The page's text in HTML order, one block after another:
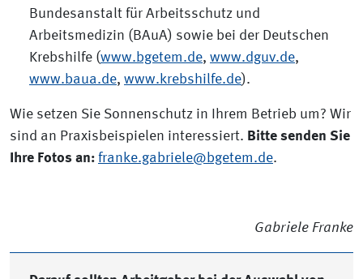
Bundesanstalt für Arbeitsschutz und
Arbeitsmedizin (BAuA) sowie bei der Deutschen
Krebshilfe (www.bgetem.de, www.dguv.de,
www.baua.de, www.krebshilfe.de).
Wie setzen Sie Sonnenschutz in Ihrem Betrieb um? Wir
sind an Praxisbeispielen interessiert. Bitte senden Sie
Ihre Fotos an: franke.gabriele@bgetem.de.
Gabriele Franke